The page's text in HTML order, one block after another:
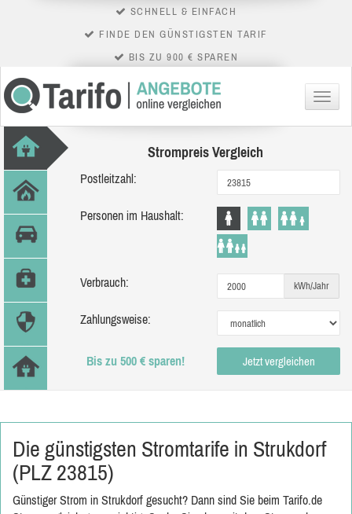
SCHNELL & EINFACH
FINDE DEN GÜNSTIGSTEN TARIF
BIS ZU 900 € SPAREN
Menü
Strompreis Vergleich
Postleitzahl:
Personen im Haushalt:
Verbrauch: kWh/Jahr
Zahlungsweise:
Bis zu 500 € sparen! Jetzt vergleichen
Die günstigsten Stromtarife in Strukdorf
(PLZ 23815)
Günstiger Strom in Strukdorf gesucht? Dann sind Sie beim Tarifo.de